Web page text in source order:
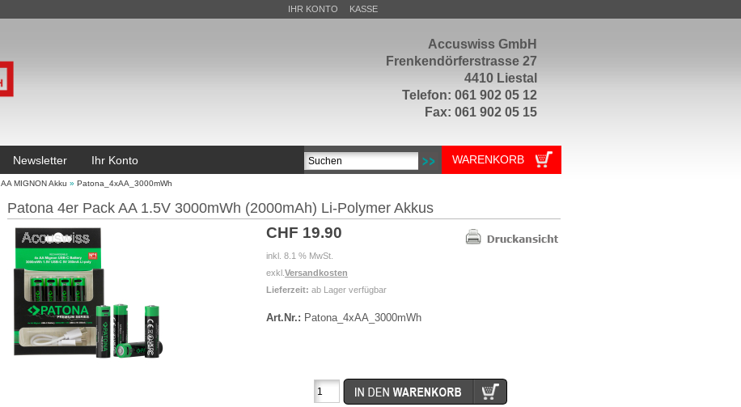
Accuswiss GmbH
Frenkendörferstrasse 27
4410 Liestal
Telefon: 061 902 05 12
Fax: 061 902 05 15
IHR KONTO KASSE
Newsletter Ihr Konto WARENKORB
AA MIGNON Akku » Patona_4xAA_3000mWh
Patona 4er Pack AA 1.5V 3000mWh (2000mAh) Li-Polymer Akkus
CHF 19.90
inkl. 8.1 % MwSt.
exkl. Versandkosten
Lieferzeit: ab Lager verfügbar
Art.Nr.: Patona_4xAA_3000mWh